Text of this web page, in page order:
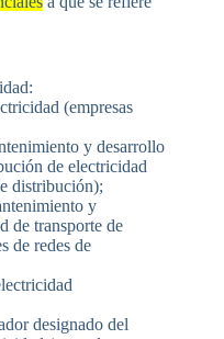
(empresas
y desarrollo
de electricidad
distribución);
y
de transporte de
de redes de
designado del